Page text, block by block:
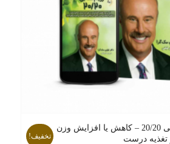
کتاب رژیم غذایی 20/20 – کاهش یا افزایش وزن
تغذیه درست
تخفیف!